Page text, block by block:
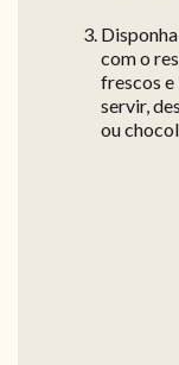
com o
frescos
servir,
ou